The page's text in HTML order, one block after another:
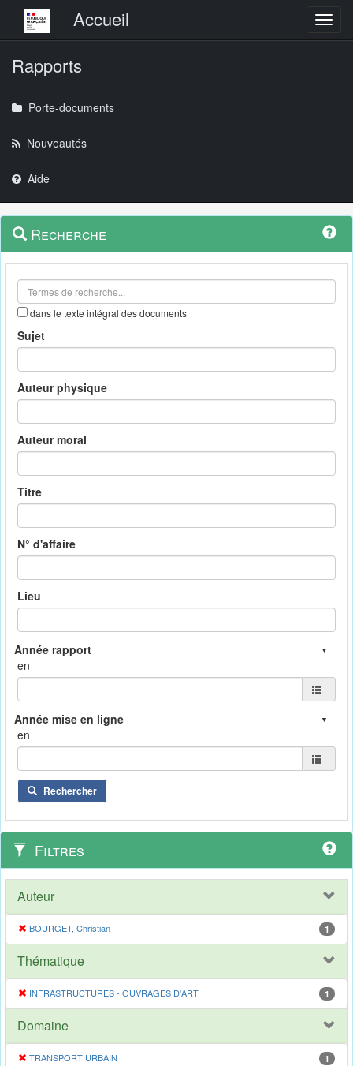
Menu principalAccueil
Rapports
Porte-documents
Nouveautés
Aide
Navigation
outils
Menu
contextuel
Recherche
dans le texte intégral des documents
Sujet
Auteur physique
Auteur moral
Titre
N° d'affaire
Lieu
en
en
Rechercher
Filtres
Auteur
BOURGET, Christian 1
Thématique
INFRASTRUCTURES - OUVRAGES D'ART 1
Domaine
TRANSPORT URBAIN 1